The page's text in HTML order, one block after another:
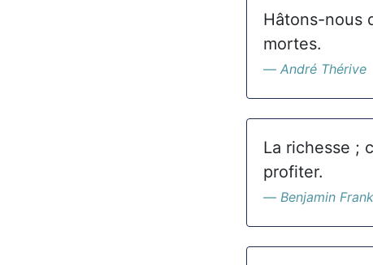
Hâtons-nous
mortes.
André Thérive
La richesse ;
profiter.
Benjamin